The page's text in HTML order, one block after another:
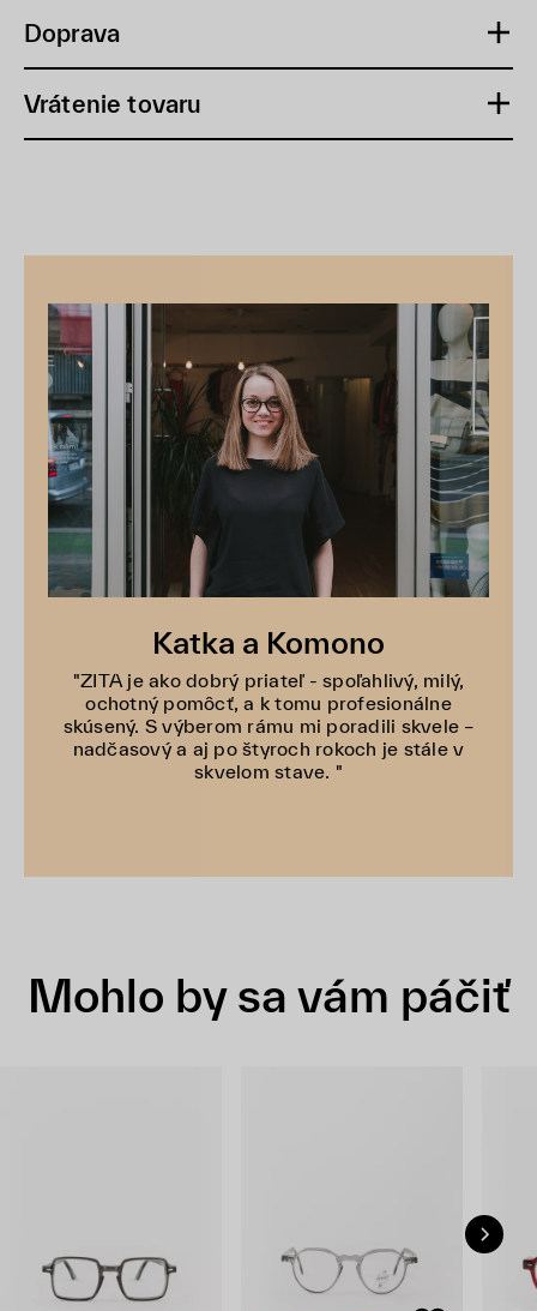
Doprava
Vrátenie tovaru
Katka a Komono
"ZITA je ako dobrý priateľ - spoľahlivý, milý,
ochotný pomôcť, a k tomu profesionálne
skúsený. S výberom rámu mi poradili skvele –
nadčasový a aj po štyroch rokoch je stále v
skvelom stave. "
Mohlo by sa vám páčiť